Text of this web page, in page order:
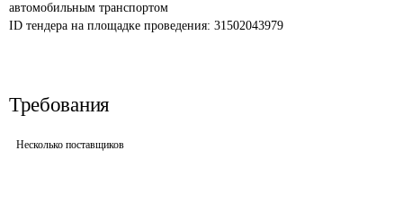
автомобильным транспортом
ID тендера на площадке проведения: 31502043979
Требования
Несколько поставщиков